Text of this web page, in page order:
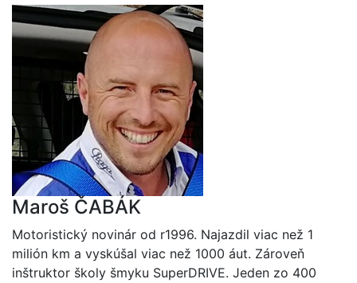
Maroš ČABÁK
Motoristický novinár od r1996. Najazdil viac než 1
milión km a vyskúšal viac než 1000 áut. Zároveň
inštruktor školy šmyku SuperDRIVE. Jeden zo 400